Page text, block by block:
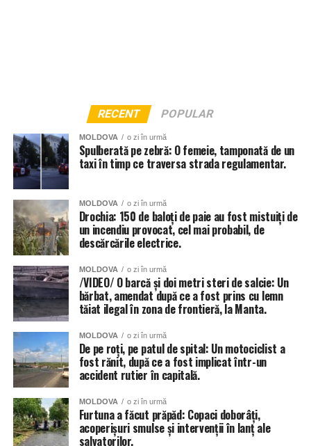
RECENT POPULAR
MOLDOVA o zi în urmă
Spulberată pe zebră: O femeie, tamponată de un
taxi în timp ce traversa strada regulamentar.
MOLDOVA o zi în urmă
Drochia: 150 de baloți de paie au fost mistuiți de
un incendiu provocat, cel mai probabil, de
descărcările electrice.
MOLDOVA o zi în urmă
/VIDEO/ O barcă și doi metri steri de salcie: Un
bărbat, amendat după ce a fost prins cu lemn
tăiat ilegal în zona de frontieră, la Manta.
MOLDOVA o zi în urmă
De pe roți, pe patul de spital: Un motociclist a
fost rănit, după ce a fost implicat într-un
accident rutier în capitală.
MOLDOVA o zi în urmă
Furtuna a făcut prăpăd: Copaci doborâți,
acoperișuri smulse și intervenții în lanț ale
salvatorilor.